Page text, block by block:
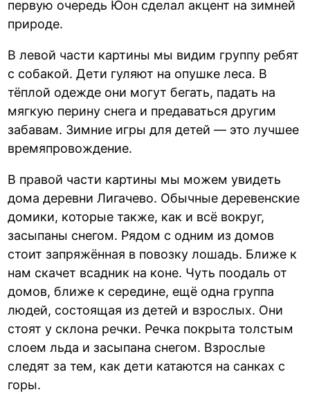
первую очередь Юон сделал акцент на зимней
природе.
В левой части картины мы видим группу ребят
с собакой. Дети гуляют на опушке леса. В
тёплой одежде они могут бегать, падать на
мягкую перину снега и предаваться другим
забавам. Зимние игры для детей — это лучшее
времяпровождение.
В правой части картины мы можем увидеть
дома деревни Лигачево. Обычные деревенские
домики, которые также, как и всё вокруг,
засыпаны снегом. Рядом с одним из домов
стоит запряжённая в повозку лошадь. Ближе к
нам скачет всадник на коне. Чуть поодаль от
домов, ближе к середине, ещё одна группа
людей, состоящая из детей и взрослых. Они
стоят у склона речки. Речка покрыта толстым
слоем льда и засыпана снегом. Взрослые
следят за тем, как дети катаются на санках с
горы.